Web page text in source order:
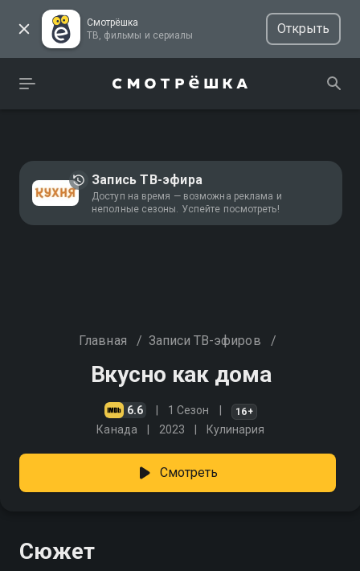
Смотрёшка
ТВ, фильмы и сериалы
Открыть
Запись ТВ-эфира
Доступ на время — возможна реклама и
неполные сезоны. Успейте посмотреть!
Главная / Записи ТВ-эфиров /
Вкусно как дома
6.6 1 Сезон 16+
Канада 2023 Кулинария
Смотреть
Сюжет